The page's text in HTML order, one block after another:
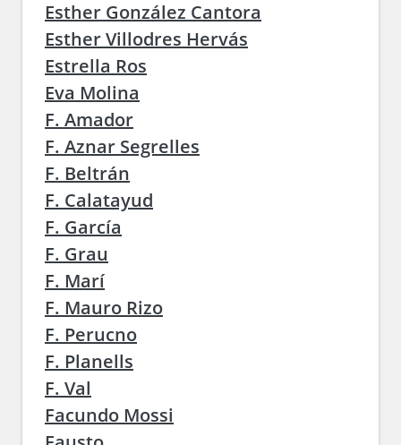
Esther González Cantora
Esther Villodres Hervás
Estrella Ros
Eva Molina
F. Amador
F. Aznar Segrelles
F. Beltrán
F. Calatayud
F. García
F. Grau
F. Marí
F. Mauro Rizo
F. Perucno
F. Planells
F. Val
Facundo Mossi